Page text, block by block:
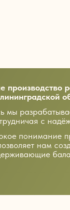
мы
с
понимание
нам
производство